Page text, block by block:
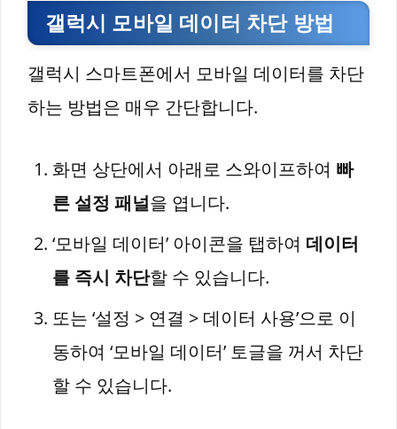
갤럭시 모바일 데이터 차단 방법
갤럭시 스마트폰에서 모바일 데이터를 차단
하는 방법은 매우 간단합니다.
화면 상단에서 아래로 스와이프하여 빠
른 설정 패널을 엽니다.
‘모바일 데이터’ 아이콘을 탭하여 데이터
를 즉시 차단할 수 있습니다.
또는 ‘설정 > 연결 > 데이터 사용’으로 이
동하여 ‘모바일 데이터’ 토글을 꺼서 차단
할 수 있습니다.